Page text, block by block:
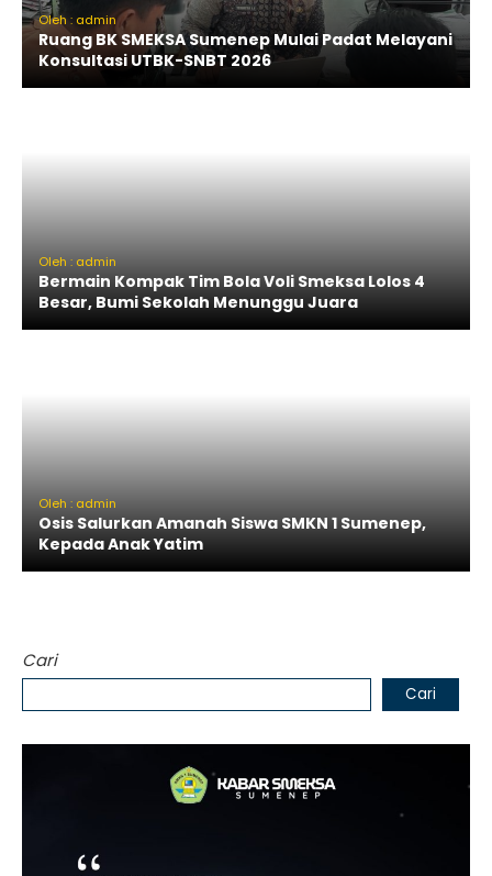
Oleh : admin
Ruang BK SMEKSA Sumenep Mulai Padat Melayani
Konsultasi UTBK-SNBT 2026
Oleh : admin
Bermain Kompak Tim Bola Voli Smeksa Lolos 4
Besar, Bumi Sekolah Menunggu Juara
Oleh : admin
Osis Salurkan Amanah Siswa SMKN 1 Sumenep,
Kepada Anak Yatim
Cari
Cari